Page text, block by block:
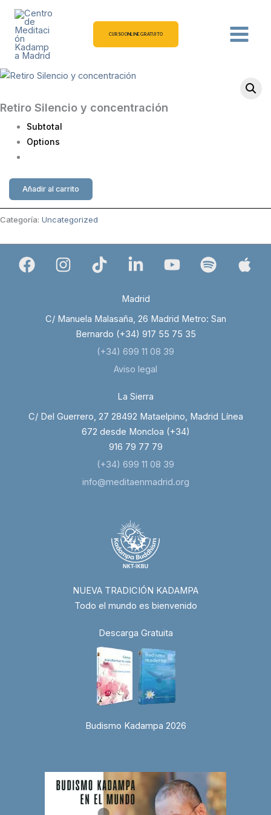
contenido
CURSO ONLINE GRATUITO
Retiro Silencio y concentración
Subtotal
Options
Retiro
concentración
cantidad
Añadir al carrito
Categoría: Uncategorized
Madrid
C/ Manuela Malasaña, 26 Madrid Metro: San
Bernardo (+34) 917 55 75 35
(+34) 699 11 08 39
Aviso legal
La Sierra
C/ Del Guerrero, 27 28492 Mataelpino, Madrid Línea
672 desde Moncloa (+34)
916 79 77 79
(+34) 699 11 08 39
info@meditaenmadrid.org
NUEVA TRADICIÓN KADAMPA
Todo el mundo es bienvenido
Descarga Gratuita
Budismo Kadampa 2026